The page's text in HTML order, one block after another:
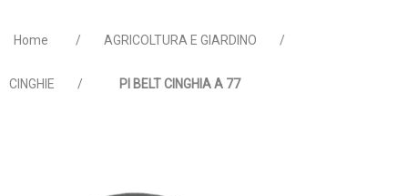
Home / AGRICOLTURA E GIARDINO /
CINGHIE / PI BELT CINGHIA A 77